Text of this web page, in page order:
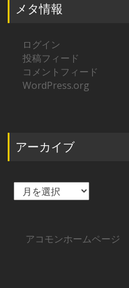
メタ情報
ログイン
投稿フィード
コメントフィード
WordPress.org
アーカイブ
ア
アコモンホームページ